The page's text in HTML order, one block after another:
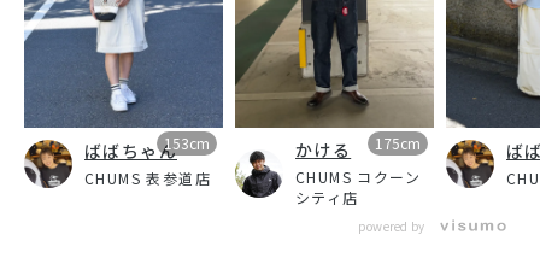
CHUMS 表参道店
ばばちゃん153cm
CHUMS コクーン
シティ店
かける
175cm
ば
powered by